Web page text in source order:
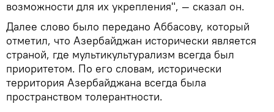
возможности для их укрепления", — сказал он.
Далее слово было передано Аббасову, который
отметил, что Азербайджан исторически является
страной, где мультикультурализм всегда был
приоритетом. По его словам, исторически
территория Азербайджана всегда была
пространством толерантности.